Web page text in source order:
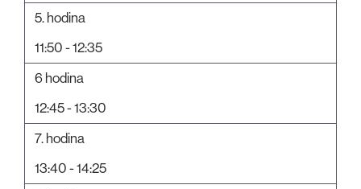
5. hodina
11:50 - 12:35
6 hodina
12:45 - 13:30
7. hodina
13:40 - 14:25